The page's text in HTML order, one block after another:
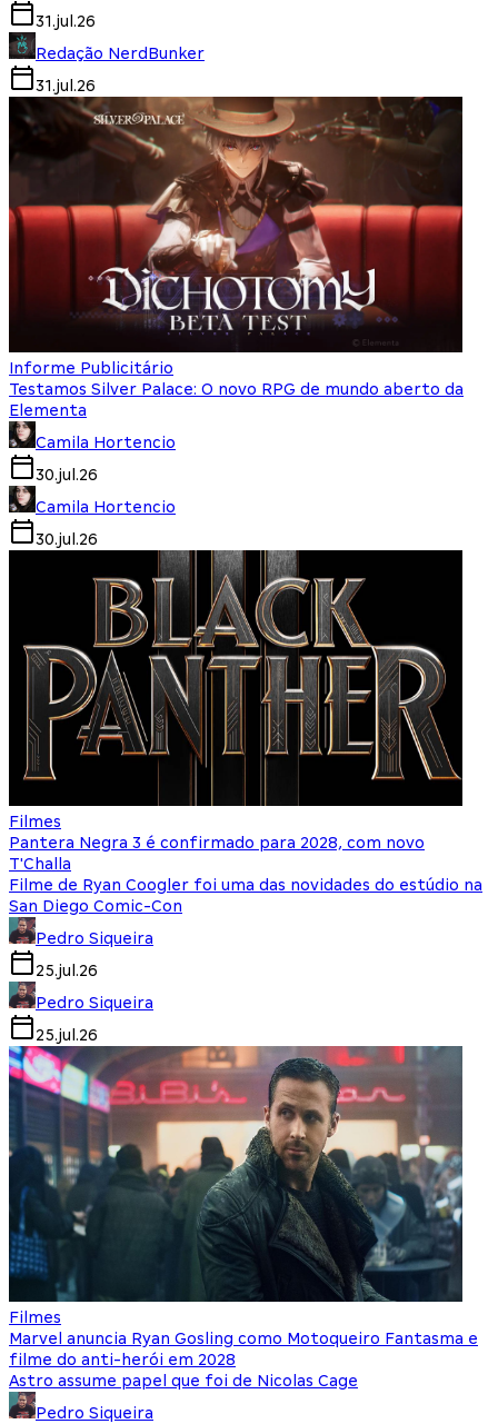
31.jul.26
Redação NerdBunker
31.jul.26
Informe Publicitário
Testamos Silver Palace: O novo RPG de mundo aberto da
Elementa
Camila Hortencio
30.jul.26
Camila Hortencio
30.jul.26
Filmes
Pantera Negra 3 é confirmado para 2028, com novo
T'Challa
Filme de Ryan Coogler foi uma das novidades do estúdio na
San Diego Comic-Con
Pedro Siqueira
25.jul.26
Pedro Siqueira
25.jul.26
Filmes
Marvel anuncia Ryan Gosling como Motoqueiro Fantasma e
filme do anti-herói em 2028
Astro assume papel que foi de Nicolas Cage
Pedro Siqueira